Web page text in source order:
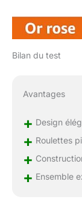
Bilan du test
Avantages
+ Design
+ Roulettes
+
+ Ensemble